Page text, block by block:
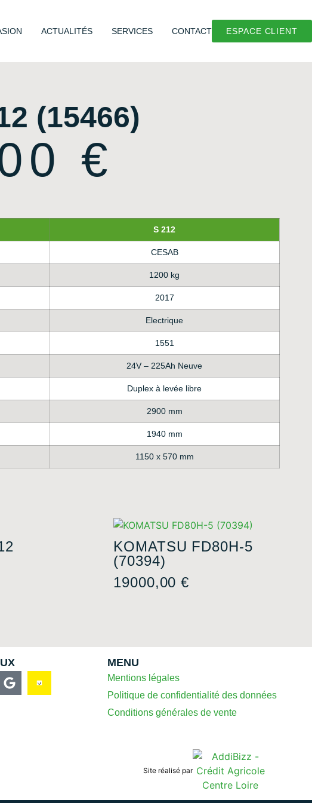
ACTUALITÉS SERVICES CONTACT ESPACE CLIENT
(15466)
€
S 212
CESAB
1200 kg
2017
Electrique
1551
24V – 225Ah Neuve
Duplex à levée libre
2900 mm
1940 mm
1150 x 570 mm
KOMATSU FD80H-5
(70394)
19000,00€
MENU
Mentions légales
Politique de confidentialité des données
Conditions générales de vente
Site réalisé par